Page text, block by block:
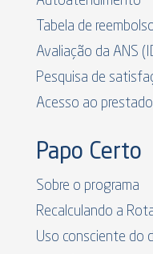
Tabela de
Avaliação da ANS
Pesquisa de
Acesso ao
Papo Certo
Sobre o programa
Recalculando a
Uso consciente do